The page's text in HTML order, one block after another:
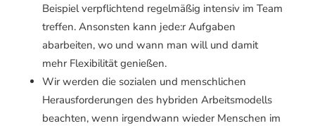
Beispiel verpflichtend regelmäßig intensiv im Team
treffen. Ansonsten kann jede:r Aufgaben
abarbeiten, wo und wann man will und damit
mehr Flexibilität genießen.
Wir werden die sozialen und menschlichen
Herausforderungen des hybriden Arbeitsmodells
beachten, wenn irgendwann wieder Menschen im